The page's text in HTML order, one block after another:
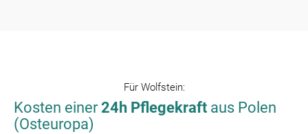
Für Wolfstein:
Kosten einer24h Pflegekraft aus Polen
(Osteuropa)